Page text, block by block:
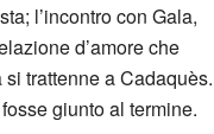
l’incontro con Gala,
d’amore che
trattenne a Cadaquès.
giunto al termine.